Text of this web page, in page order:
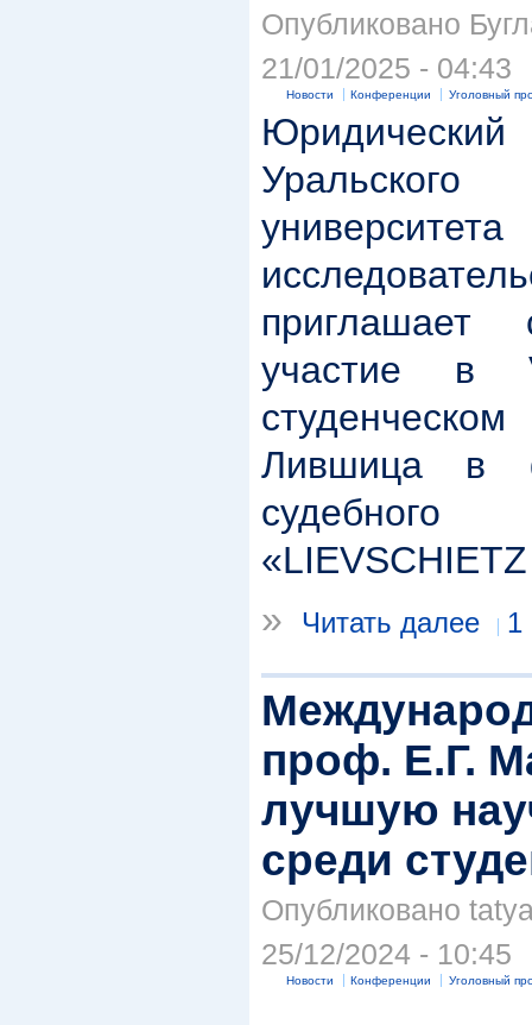
Опубликовано
21/01/2025 - 04:43
Новости Конференции Уголовный
Уральского
приглашает
участие в
Лившица в
»
Читать далее 1
проф. Е.Г.
лучшую
среди
Опубликовано
25/12/2024 - 10:45
Новости Конференции Уголовный